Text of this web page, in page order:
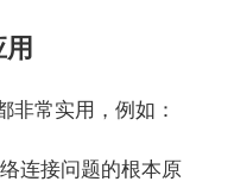
非常实用，例如：
连接问题的根本原